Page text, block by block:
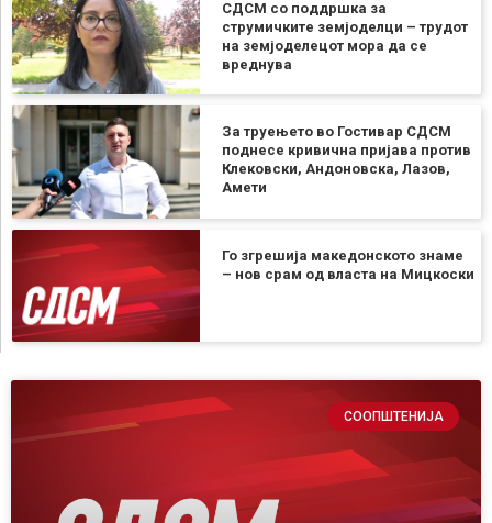
СДСМ со поддршка за
струмичките земјоделци – трудот
на земјоделецот мора да се
вреднува
За труењето во Гостивар СДСМ
поднесе кривична пријава против
Клековски, Андоновска, Лазов,
Амети
Го згрешија македонското знаме
– нов срам од власта на Мицкоски
СООПШТЕНИЈА